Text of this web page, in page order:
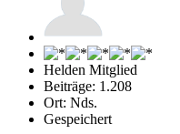
Helden Mitglied
Beiträge: 1.208
Ort: Nds.
Gespeichert